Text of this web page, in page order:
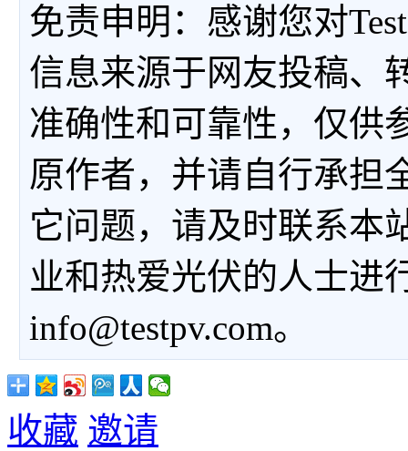
免责申明：感谢您对
信息来源于网友投稿、
准确性和可靠性，仅供
原作者，并请自行承担
它问题，请及时联系本
业和热爱光伏的人士进
info@testpv.com。
收藏 邀请